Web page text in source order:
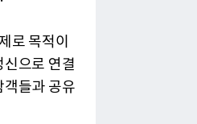
로 목적이
신으로 연결
객들과 공유